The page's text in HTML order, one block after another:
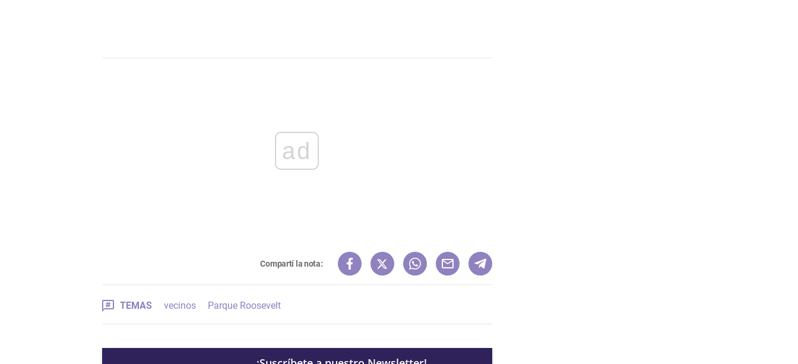
ad
Compartí la nota:
TEMAS vecinos Parque Roosevelt